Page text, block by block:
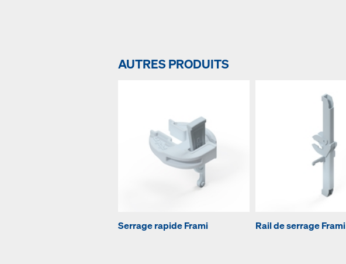
AUTRES PRODUITS
Serrage rapide Frami Rail de serrage Frami